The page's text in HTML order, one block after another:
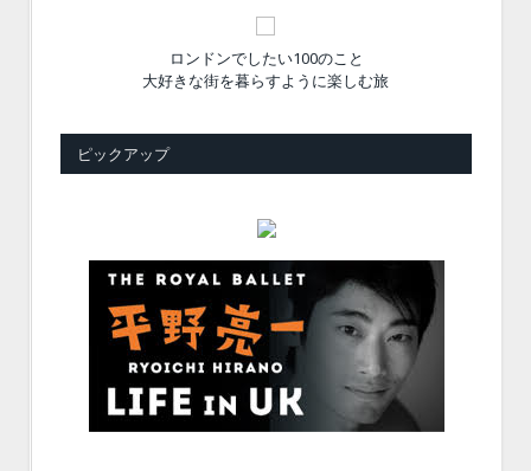
ロンドンでしたい100のこと
大好きな街を暮らすように楽しむ旅
ピックアップ